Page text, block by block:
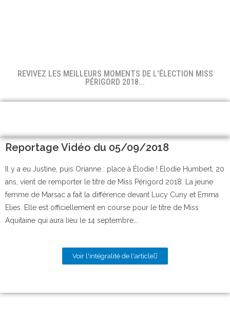
REVIVEZ LES MEILLEURS MOMENTS DE L'ÉLECTION MISS
PÉRIGORD 2018...
Reportage Vidéo du 05/09/2018
Il y a eu Justine, puis Orianne : place à Élodie ! Élodie Humbert, 20
ans, vient de remporter le titre de Miss Périgord 2018. La jeune
femme de Marsac a fait la différence devant Lucy Cuny et Emma
Elies. Elle est officiellement en course pour le titre de Miss
Aquitaine qui aura lieu le 14 septembre….
Voir l'intégralité de l'article